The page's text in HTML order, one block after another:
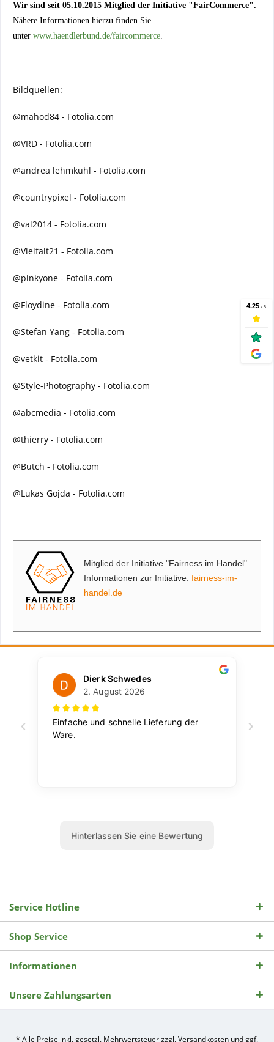
Wir sind seit 05.10.2015 Mitglied der Initiative "FairCommerce".
Nähere Informationen hierzu finden Sie
unter www.haendlerbund.de/faircommerce.
Bildquellen:
@mahod84 - Fotolia.com
@VRD - Fotolia.com
@andrea lehmkuhl - Fotolia.com
@countrypixel - Fotolia.com
@val2014 - Fotolia.com
@Vielfalt21 - Fotolia.com
@pinkyone - Fotolia.com
@Floydine - Fotolia.com
@Stefan Yang - Fotolia.com
@vetkit - Fotolia.com
@Style-Photography - Fotolia.com
@abcmedia - Fotolia.com
@thierry - Fotolia.com
@Butch - Fotolia.com
@Lukas Gojda - Fotolia.com
Mitglied der Initiative "Fairness im Handel".
Informationen zur Initiative: fairness-im-
handel.de
Service Hotline
Shop Service
Informationen
Unsere Zahlungsarten
* Alle Preise inkl. gesetzl. Mehrwertsteuer zzgl.Versandkosten und ggf.